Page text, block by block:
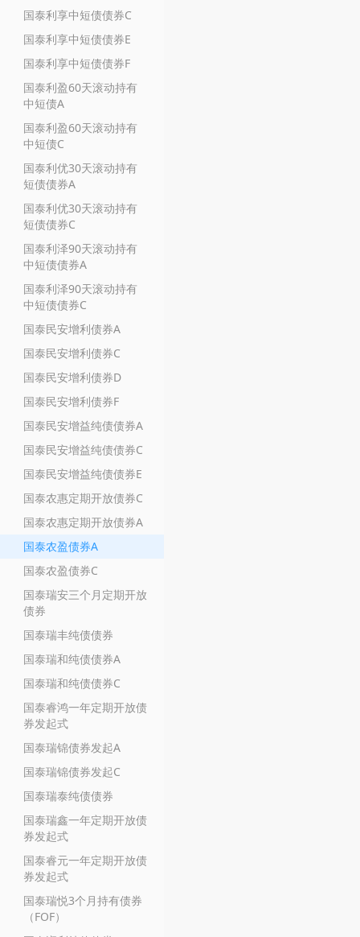
国泰利享中短债债券C
国泰利享中短债债券E
国泰利享中短债债券F
国泰利盈60天滚动持有
中短债A
国泰利盈60天滚动持有
中短债C
国泰利优30天滚动持有
短债债券A
国泰利优30天滚动持有
短债债券C
国泰利泽90天滚动持有
中短债债券A
国泰利泽90天滚动持有
中短债债券C
国泰民安增利债券A
国泰民安增利债券C
国泰民安增利债券D
国泰民安增利债券F
国泰民安增益纯债债券A
国泰民安增益纯债债券C
国泰民安增益纯债债券E
国泰农惠定期开放债券C
国泰农惠定期开放债券A
国泰农盈债券A
国泰农盈债券C
国泰瑞安三个月定期开放
债券
国泰瑞丰纯债债券
国泰瑞和纯债债券A
国泰瑞和纯债债券C
国泰睿鸿一年定期开放债
券发起式
国泰瑞锦债券发起A
国泰瑞锦债券发起C
国泰瑞泰纯债债券
国泰瑞鑫一年定期开放债
券发起式
国泰睿元一年定期开放债
券发起式
国泰瑞悦3个月持有债券
（FOF）